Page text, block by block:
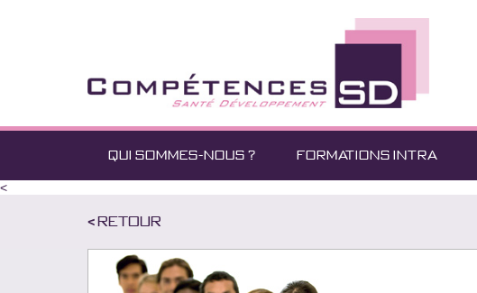
QUI SOMMES-NOUS ? FORMATIONS INTRA
<
< Retour